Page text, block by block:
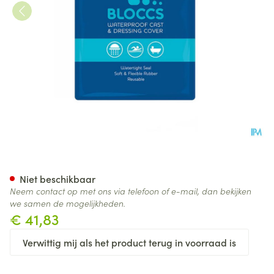
€ 41,83
Verwittig mij als het product terug in voorraad is
Niet beschikbaar
Neem contact op met ons via telefoon of e-mail, dan bekijken
we samen de mogelijkheden.